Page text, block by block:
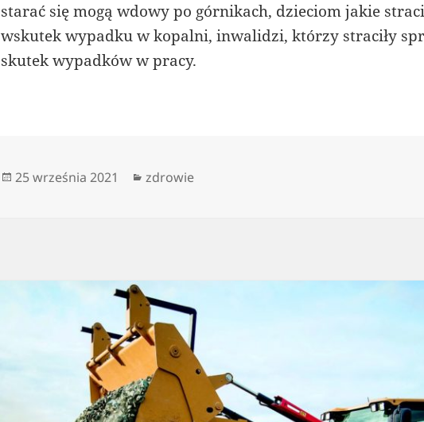
starać się mogą wdowy po górnikach, dzieciom jakie
wskutek wypadku w kopalni, inwalidzi, którzy straciły
skutek wypadków w pracy.
Data
25 września 2021 Kategorie
zdrowie